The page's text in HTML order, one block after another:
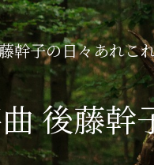
幹子の日々あれこ
後藤幹